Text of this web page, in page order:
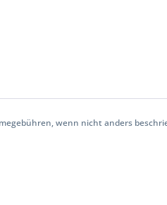
wenn nicht anders